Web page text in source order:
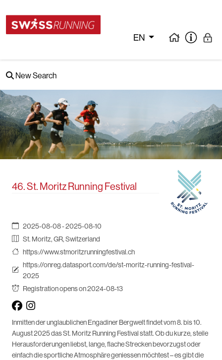
EN
New Search
46. St. Moritz Running Festival
2025-08-08 - 2025-08-10
St. Moritz, GR, Switzerland
https://www.stmoritzrunningfestival.ch
https://onreg.datasport.com/de/st-moritz-running-festival-
2025
Registration opens on 2024-08-13
Inmitten der unglaublichen Engadiner Bergwelt findet vom 8. bis 10.
August 2025 das St. Moritz Running Festival statt. Ob du kurze, steile
Herausforderungen liebst, lange, flache Strecken bevorzugst oder
einfach die sportliche Atmosphäre geniessen möchtest – es gibt die